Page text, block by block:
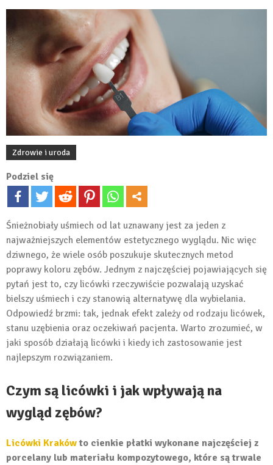
Zdrowie i uroda
Podziel się
Śnieżnobiały uśmiech od lat uznawany jest za jeden z
najważniejszych elementów estetycznego wyglądu. Nic więc
dziwnego, że wiele osób poszukuje skutecznych metod
poprawy koloru zębów. Jednym z najczęściej pojawiających się
pytań jest to, czy licówki rzeczywiście pozwalają uzyskać
bielszy uśmiech i czy stanowią alternatywę dla wybielania.
Odpowiedź brzmi: tak, jednak efekt zależy od rodzaju licówek,
stanu uzębienia oraz oczekiwań pacjenta. Warto zrozumieć, w
jaki sposób działają licówki i kiedy ich zastosowanie jest
najlepszym rozwiązaniem.
Czym są licówki i jak wpływają na
wygląd zębów?
Licówki Krakówto cienkie płatki wykonane najczęściej z
porcelany lub materiału kompozytowego, które są trwale